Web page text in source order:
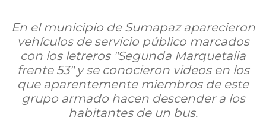
En el municipio de Sumapaz aparecieron
vehículos de servicio público marcados
con los letreros "Segunda Marquetalia
frente 53" y se conocieron videos en los
que aparentemente miembros de este
grupo armado hacen descender a los
habitantes de un bus.